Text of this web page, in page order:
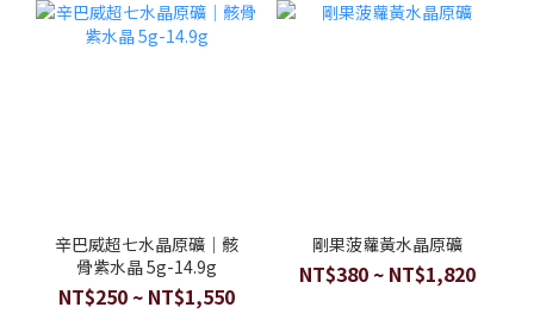
辛巴威超七水晶原礦｜骸
骨紫水晶 5g-14.9g
NT$250 ~ NT$1,550
剛果菠蘿黃水晶原礦
NT$380 ~ NT$1,820